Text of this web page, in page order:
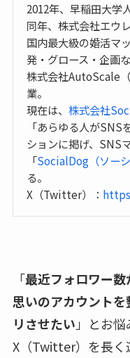
2012年、早稲田大学
同年、株式会社エウ
国内最大級の婚活マ
発・グロース・企画
株式会社AutoScale
業。
現在は、株式会社
「あらゆる人が
ションに掲げ、SNS
「SocialDog（ソーシ
る。
X（Twitter）：
「最近フォロワー
思いのアカウント
リさせたい 」とお
X（Twitter）を長く